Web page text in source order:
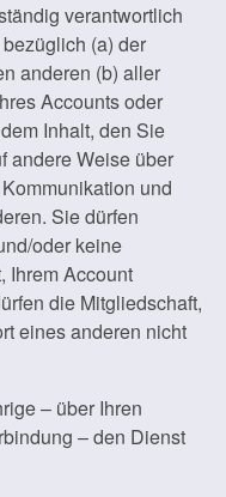
verantwortlich
(a) der
anderen (b) aller
Accounts oder
Inhalt, den Sie
andere Weise über
und
Sie dürfen
oder keine
Ihrem Account
die Mitgliedschaft,
eines anderen nicht
– über Ihren
– den Dienst